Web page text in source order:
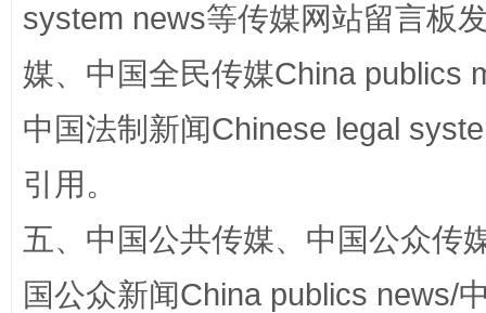
system news等传媒网站留言板
媒、中国全民传媒China publics
中国法制新闻Chinese legal
引用。
五、中国公共传媒、中国公众传
国公众新闻China publics news/